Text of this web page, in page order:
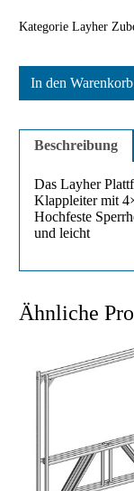
Kategorie Layher
In den Warenkorb
Beschreibung
Das Layher
Klappleiter mit
Hochfeste
und leicht
Ähnliche